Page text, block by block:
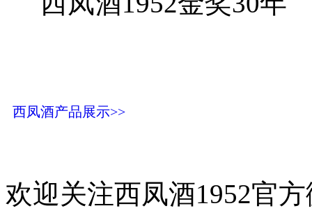
西凤酒产品展示>>
欢迎关注西凤酒1952官